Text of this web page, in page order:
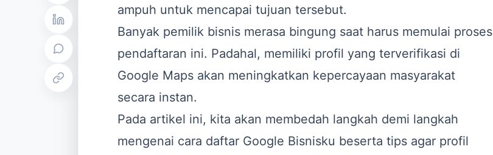
ampuh untuk mencapai tujuan tersebut.
Banyak pemilik bisnis merasa bingung saat harus memulai proses
pendaftaran ini. Padahal, memiliki profil yang terverifikasi di
Google Maps akan meningkatkan kepercayaan masyarakat
secara instan.
Pada artikel ini, kita akan membedah langkah demi langkah
mengenai cara daftar Google Bisnisku beserta tips agar profil